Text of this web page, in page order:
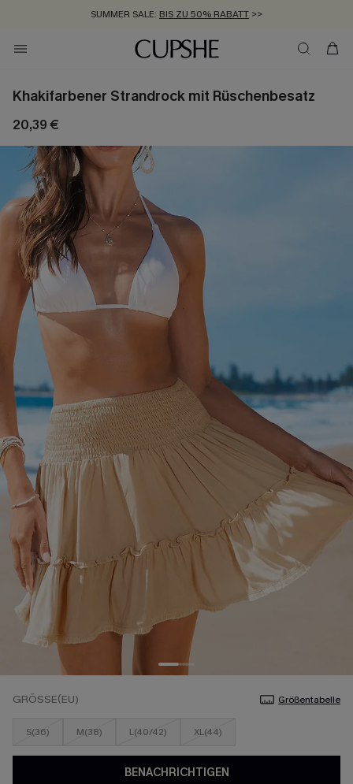
SUMMER SALE: BIS ZU 50% RABATT >>
ZUM NEWSLETTER:BIS ZU -20% EXTRA ERHALTEN
KOSTENLOSER VERSAND AB 89 €
Khakifarbener Strandrock mit Rüschenbesatz
20,39 €
GRÖSSE(EU) Größentabelle
S(36) M(38) L(40/42) XL(44)
BENACHRICHTIGEN